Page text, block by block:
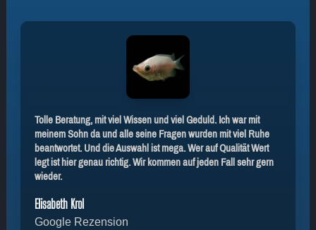
Tolle Beratung, mit viel Wissen und viel Geduld. Ich war mit
meinem Sohn da und alle seine Fragen wurden mit viel Ruhe
beantwortet. Und die Auswahl ist mega. Wer auf Qualität Wert
legt ist hier genau richtig. Wir kommen auf jeden Fall sehr gern
wieder.
Elisabeth Krol
Google Rezension